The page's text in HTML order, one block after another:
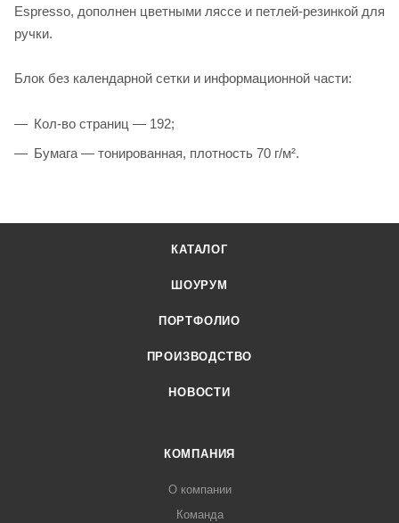
Espresso, дополнен цветными ляссе и петлей-резинкой для
ручки.
Блок без календарной сетки и информационной части:
Кол-во страниц — 192;
Бумага — тонированная, плотность 70 г/м².
КАТАЛОГ
ШОУРУМ
ПОРТФОЛИО
ПРОИЗВОДСТВО
НОВОСТИ
КОМПАНИЯ
О компании
Команда